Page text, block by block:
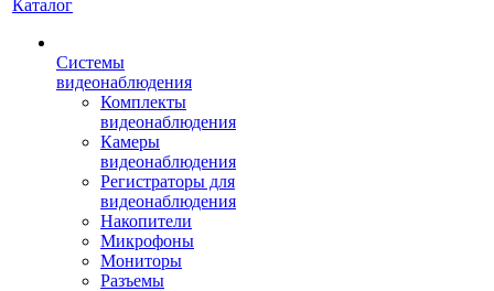
Каталог
Системы
видеонаблюдения
Комплекты
видеонаблюдения
Камеры
видеонаблюдения
Регистраторы для
видеонаблюдения
Накопители
Микрофоны
Мониторы
Разъемы